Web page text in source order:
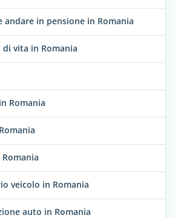
in pensione in Romania
vita in Romania
Romania
veicolo in Romania
auto in Romania